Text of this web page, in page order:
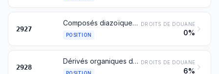
2927
Composés diazoïques, azoïques ou azoxyques
POSITION
DROITS DE DOUANE
0%
2928
Dérivés organiques de l'hydrazine ou de l'hydroxylamine DROITS DE DOUANE
6%